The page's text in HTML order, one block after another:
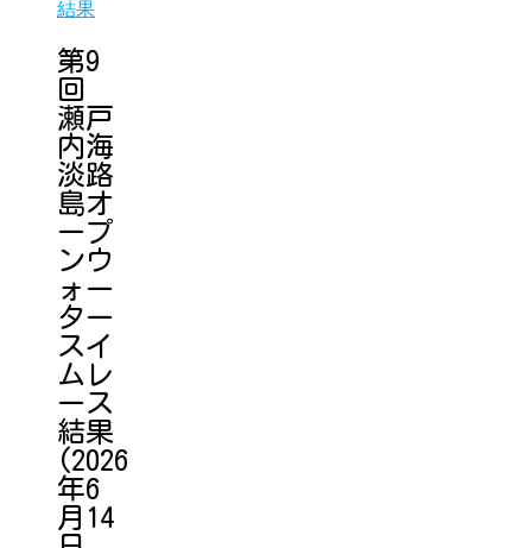
結果
第9
回
瀬戸
内海
淡路
島オ
ープ
ンウ
ォー
ター
スイ
ムレ
ース
結果
(2026
年6
月14